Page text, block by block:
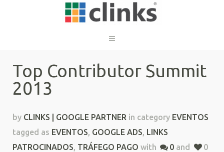
Top Contributor Summit
2013
by CLINKS | GOOGLE PARTNER in category EVENTOS
tagged as EVENTOS, GOOGLE ADS, LINKS
PATROCINADOS, TRÁFEGO PAGO with 0 and 0